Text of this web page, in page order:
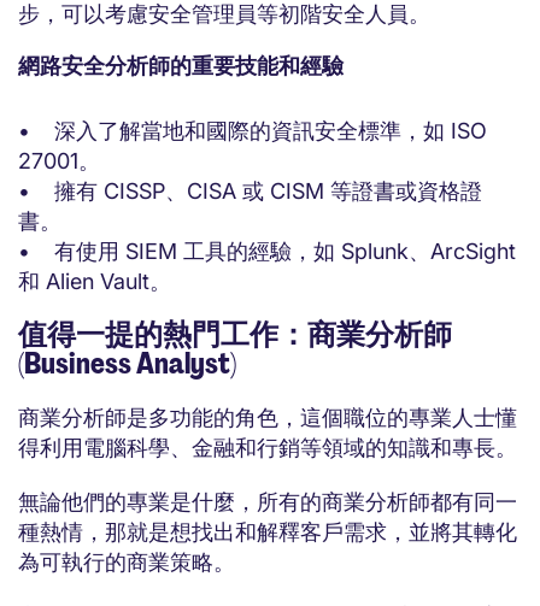
步，可以考慮安全管理員等初階安全人員。
網路安全分析師的重要技能和經驗
• 深入了解當地和國際的資訊安全標準，如 ISO
27001。
• 擁有 CISSP、CISA 或 CISM 等證書或資格證
書。
• 有使用 SIEM 工具的經驗，如 Splunk、ArcSight
和 Alien Vault。
值得一提的熱門工作：商業分析師
(Business Analyst)
商業分析師是多功能的角色，這個職位的專業人士懂
得利用電腦科學、金融和行銷等領域的知識和專長。
無論他們的專業是什麼，所有的商業分析師都有同一
種熱情，那就是想找出和解釋客戶需求，並將其轉化
為可執行的商業策略。